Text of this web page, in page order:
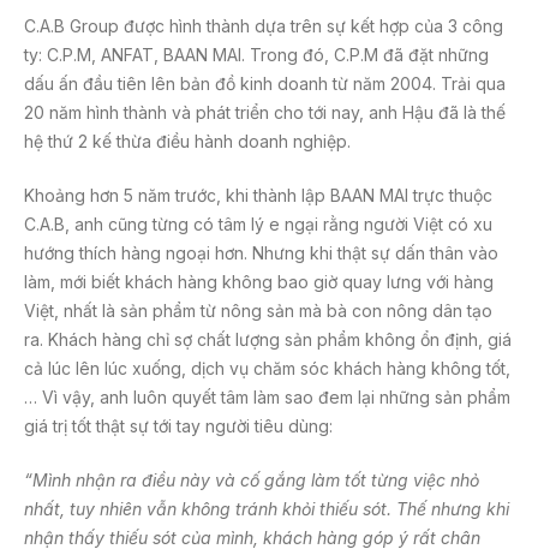
C.A.B Group được hình thành dựa trên sự kết hợp của 3 công
ty: C.P.M, ANFAT, BAAN MAI. Trong đó, C.P.M đã đặt những
dấu ấn đầu tiên lên bản đồ kinh doanh từ năm 2004. Trải qua
20 năm hình thành và phát triển cho tới nay, anh Hậu đã là thế
hệ thứ 2 kế thừa điều hành doanh nghiệp.
Khoảng hơn 5 năm trước, khi thành lập BAAN MAI trực thuộc
C.A.B, anh cũng từng có tâm lý e ngại rằng người Việt có xu
hướng thích hàng ngoại hơn. Nhưng khi thật sự dấn thân vào
làm, mới biết khách hàng không bao giờ quay lưng với hàng
Việt, nhất là sản phẩm từ nông sản mà bà con nông dân tạo
ra. Khách hàng chỉ sợ chất lượng sản phẩm không ổn định, giá
cả lúc lên lúc xuống, dịch vụ chăm sóc khách hàng không tốt,
… Vì vậy, anh luôn quyết tâm làm sao đem lại những sản phẩm
giá trị tốt thật sự tới tay người tiêu dùng:
“Mình nhận ra điều này và cố gắng làm tốt từng việc nhỏ
nhất, tuy nhiên vẫn không tránh khỏi thiếu sót. Thế nhưng khi
nhận thấy thiếu sót của mình, khách hàng góp ý rất chân